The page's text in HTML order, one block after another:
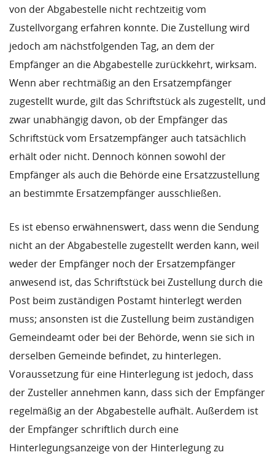
von der Abgabestelle nicht rechtzeitig vom
Zustellvorgang erfahren konnte. Die Zustellung wird
jedoch am nächstfolgenden Tag, an dem der
Empfänger an die Abgabestelle zurückkehrt, wirksam.
Wenn aber rechtmäßig an den Ersatzempfänger
zugestellt wurde, gilt das Schriftstück als zugestellt, und
zwar unabhängig davon, ob der Empfänger das
Schriftstück vom Ersatzempfänger auch tatsächlich
erhält oder nicht. Dennoch können sowohl der
Empfänger als auch die Behörde eine Ersatzzustellung
an bestimmte Ersatzempfänger ausschließen.
Es ist ebenso erwähnenswert, dass wenn die Sendung
nicht an der Abgabestelle zugestellt werden kann, weil
weder der Empfänger noch der Ersatzempfänger
anwesend ist, das Schriftstück bei Zustellung durch die
Post beim zuständigen Postamt hinterlegt werden
muss; ansonsten ist die Zustellung beim zuständigen
Gemeindeamt oder bei der Behörde, wenn sie sich in
derselben Gemeinde befindet, zu hinterlegen.
Voraussetzung für eine Hinterlegung ist jedoch, dass
der Zusteller annehmen kann, dass sich der Empfänger
regelmäßig an der Abgabestelle aufhält. Außerdem ist
der Empfänger schriftlich durch eine
Hinterlegungsanzeige von der Hinterlegung zu